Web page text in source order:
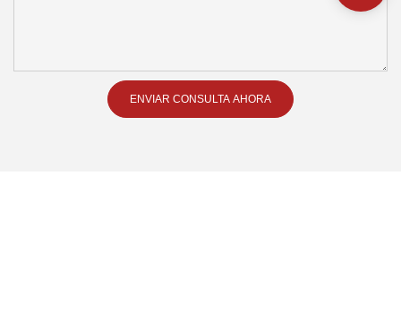
ENVIAR CONSULTA AHORA